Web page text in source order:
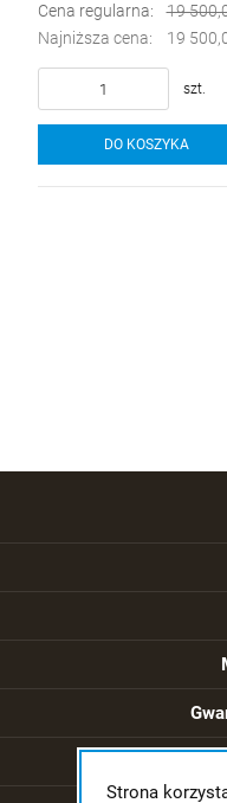
Strona
Cena regularna:
19
Najniższa cena:
19
szt.
DO KOSZYKA